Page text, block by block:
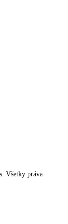
Všetky práva